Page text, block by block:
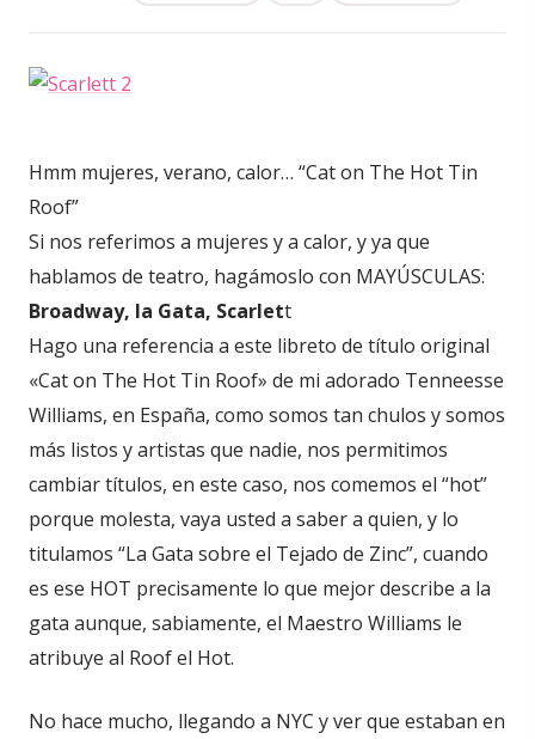
Hmm mujeres, verano, calor… “Cat on The Hot Tin
Roof”
Si nos referimos a mujeres y a calor, y ya que
hablamos de teatro, hagámoslo con MAYÚSCULAS:
Broadway, la Gata, Scarlett
Hago una referencia a este libreto de título original
«Cat on The Hot Tin Roof» de mi adorado Tenneesse
Williams, en España, como somos tan chulos y somos
más listos y artistas que nadie, nos permitimos
cambiar títulos, en este caso, nos comemos el “hot”
porque molesta, vaya usted a saber a quien, y lo
titulamos “La Gata sobre el Tejado de Zinc”, cuando
es ese HOT precisamente lo que mejor describe a la
gata aunque, sabiamente, el Maestro Williams le
atribuye al Roof el Hot.
No hace mucho, llegando a NYC y ver que estaban en